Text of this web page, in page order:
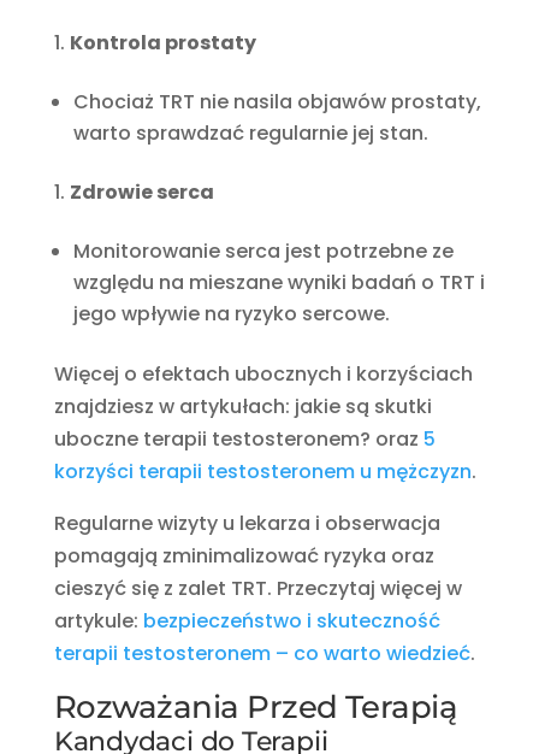
Kontrola prostaty
Chociaż TRT nie nasila objawów prostaty,
warto sprawdzać regularnie jej stan.
Zdrowie serca
Monitorowanie serca jest potrzebne ze
względu na mieszane wyniki badań o TRT i
jego wpływie na ryzyko sercowe.
Więcej o efektach ubocznych i korzyściach
znajdziesz w artykułach: jakie są skutki
uboczne terapii testosteronem? oraz 5
korzyści terapii testosteronem u mężczyzn.
Regularne wizyty u lekarza i obserwacja
pomagają zminimalizować ryzyka oraz
cieszyć się z zalet TRT. Przeczytaj więcej w
artykule: bezpieczeństwo i skuteczność
terapii testosteronem – co warto wiedzieć.
Rozważania Przed Terapią
Kandydaci do Terapii